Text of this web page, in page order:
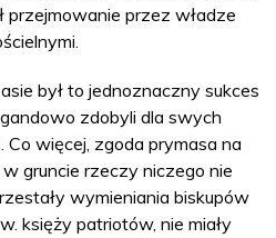
przejmowanie przez władze
był to jednoznaczny sukces
zdobyli dla swych
więcej, zgoda prymasa na
gruncie rzeczy niczego nie
wymieniania biskupów
księży patriotów, nie miały